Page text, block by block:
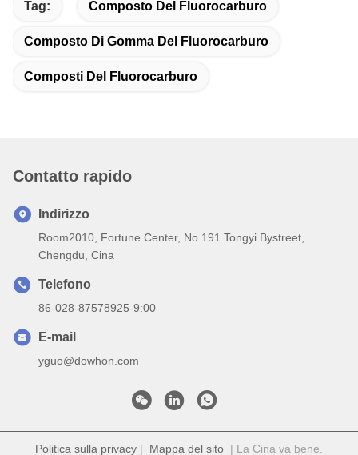
Composto Di Gomma Del Fluorocarburo
Composti Del Fluorocarburo
Room2010, Fortune Center, No.191 Tongyi Bystreet,
Telefono
86-028-87578925-9:00
E-mail
yguo@dowhon.com
Qualità FKM Precompound di gomma Fornitore. 2022-2026